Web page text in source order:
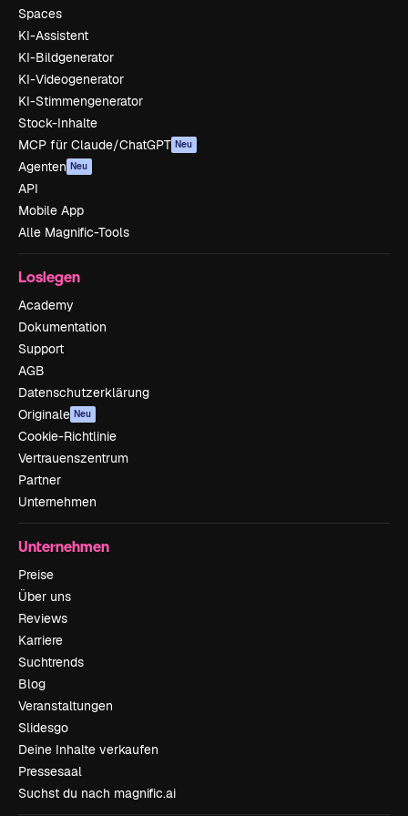
Spaces
KI-Assistent
KI-Bildgenerator
KI-Videogenerator
KI-Stimmengenerator
Stock-Inhalte
MCP für Claude/ChatGPT Neu
Agenten Neu
API
Mobile App
Alle Magnific-Tools
Loslegen
Academy
Dokumentation
Support
AGB
Datenschutzerklärung
Originale Neu
Cookie-Richtlinie
Vertrauenszentrum
Partner
Unternehmen
Unternehmen
Preise
Über uns
Reviews
Karriere
Suchtrends
Blog
Veranstaltungen
Slidesgo
Deine Inhalte verkaufen
Pressesaal
Suchst du nach magnific.ai